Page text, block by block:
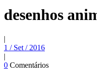
desenhos
|
1 / Set / 2016
|
0 Comentários